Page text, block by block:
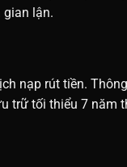
gian lận.
nạp rút tiền.
trữ tối thiểu 7 năm